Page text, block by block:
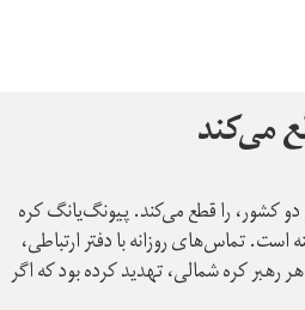
می‌کند
کشور، را قطع می‌کند. پیونگ‌یانگ کره
تماس‌های روزانه با دفتر ارتباطی،
کره شمالی، تهدید کرده بود که اگر